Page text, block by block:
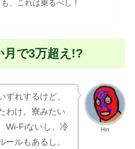
、これは乗るべし！
月で3万超え!?
Hin
れするけど、
わけ。寮みたい
Wi-Fiないし、冷
ルもあるし。